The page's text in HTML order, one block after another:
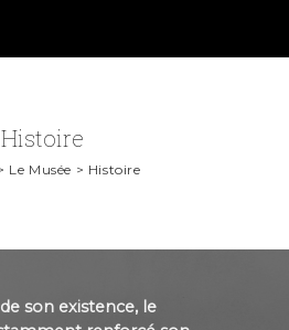
Histoire
Le Musée > Histoire
son existence, le